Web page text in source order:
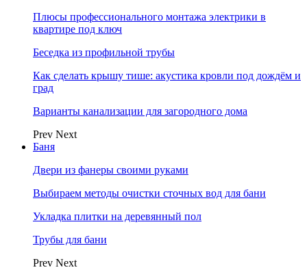
Плюсы профессионального монтажа электрики в
квартире под ключ
Беседка из профильной трубы
Как сделать крышу тише: акустика кровли под дождём и
град
Варианты канализации для загородного дома
Prev Next
Баня
Двери из фанеры своими руками
Выбираем методы очистки сточных вод для бани
Укладка плитки на деревянный пол
Трубы для бани
Prev Next